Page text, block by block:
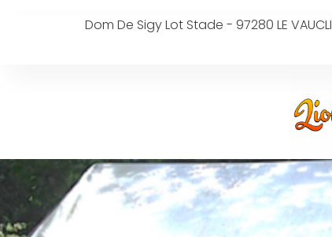
Dom De Sigy Lot Stade - 97280 LE